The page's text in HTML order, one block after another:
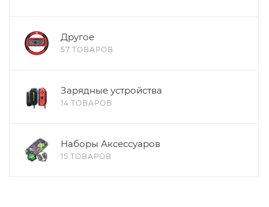
Другое
57 ТОВАРОВ
Зарядные устройства
14 ТОВАРОВ
Наборы Аксессуаров
15 ТОВАРОВ